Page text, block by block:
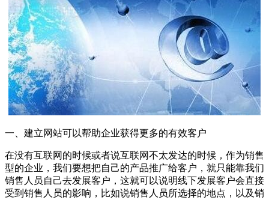
一、建立网站可以帮助企业获得更多的有效客户
在没有互联网的时候或者说互联网不太发达的时候，作为销售
型的企业，我们要想把自己的产品推广给客户，就只能靠我们
销售人员自己去发展客户，这就可以说明线下发展客户会直接
受到销售人员的影响，比如说销售人员所选择的地点，以及销